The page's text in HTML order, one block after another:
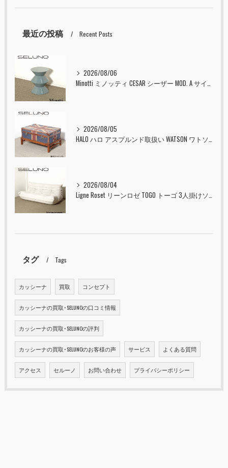
最近の投稿 Recent Posts
2026/08/06
2026/08/05
2026/08/04
タグ Tags
カッシーナ 買取 コンセプト
カッシーナの買取･SELUNOの口コミ情報
カッシーナの買取･SELUNOの評判
カッシーナの買取･SELUNOのお客様の声 サービス よくある質問
アクセス セルーノ お問い合わせ プライバシーポリシー